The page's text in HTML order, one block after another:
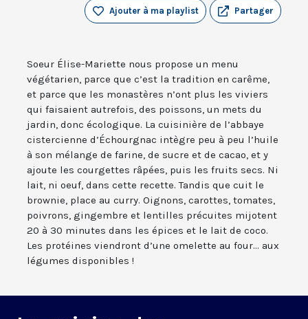
Partager
Ajouter à ma playlist
Soeur Élise-Mariette nous propose un menu
végétarien, parce que c’est la tradition en carême,
et parce que les monastères n’ont plus les viviers
qui faisaient autrefois, des poissons, un mets du
jardin, donc écologique. La cuisinière de l’abbaye
cistercienne d’Échourgnac intègre peu à peu l’huile
à son mélange de farine, de sucre et de cacao, et y
ajoute les courgettes râpées, puis les fruits secs. Ni
lait, ni oeuf, dans cette recette. Tandis que cuit le
brownie, place au curry. Oignons, carottes, tomates,
poivrons, gingembre et lentilles précuites mijotent
20 à 30 minutes dans les épices et le lait de coco.
Les protéines viendront d’une omelette au four... aux
légumes disponibles !